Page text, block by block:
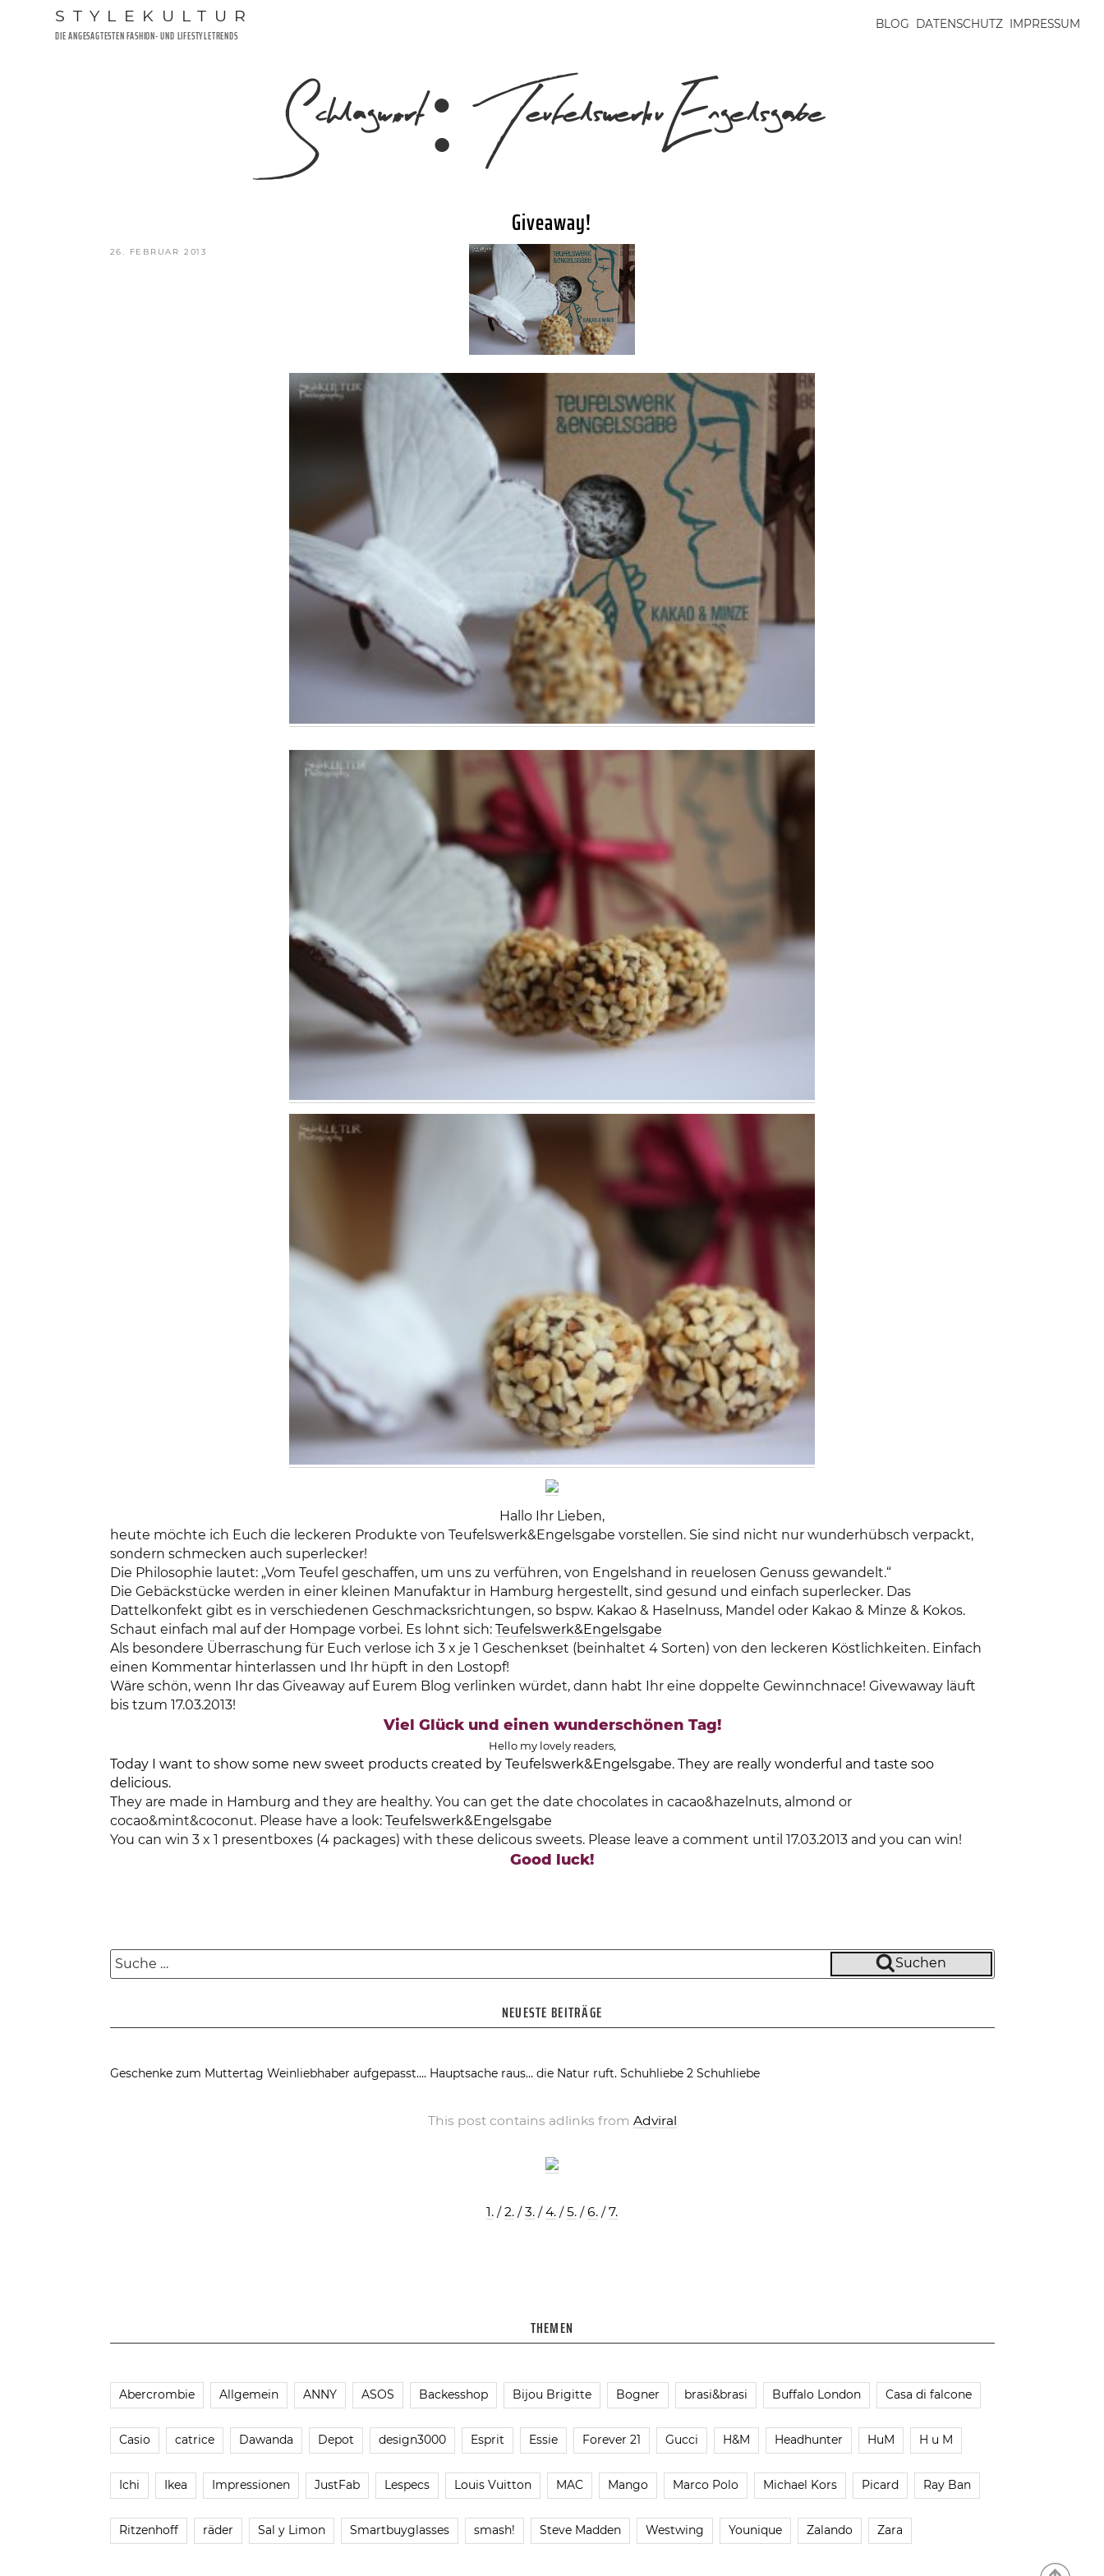
STYLEKULTUR
DIE ANGESAGTESTEN FASHION- UND LIFESTYLETRENDS
BLOG DATENSCHUTZ IMPRESSUM
Schlagwort:TeufelswerkuEngelsgabe
VERÖFFENTLICHT
26. FEBRUAR 2013
Giveaway!
Hallo Ihr Lieben,
heute möchte ich Euch die leckeren Produkte von Teufelswerk&Engelsgabe vorstellen. Sie sind nicht nur wunderhübsch verpackt,
sondern schmecken auch superlecker!
Die Philosophie lautet: „Vom Teufel geschaffen, um uns zu verführen, von Engelshand in reuelosen Genuss gewandelt.“
Die Gebäckstücke werden in einer kleinen Manufaktur in Hamburg hergestellt, sind gesund und einfach superlecker. Das
Dattelkonfekt gibt es in verschiedenen Geschmacksrichtungen, so bspw. Kakao & Haselnuss, Mandel oder Kakao & Minze & Kokos.
Schaut einfach mal auf der Hompage vorbei. Es lohnt sich: Teufelswerk&Engelsgabe
Als besondere Überraschung für Euch verlose ich 3 x je 1 Geschenkset (beinhaltet 4 Sorten) von den leckeren Köstlichkeiten. Einfach
einen Kommentar hinterlassen und Ihr hüpft in den Lostopf!
Wäre schön, wenn Ihr das Giveaway auf Eurem Blog verlinken würdet, dann habt Ihr eine doppelte Gewinnchnace! Givewaway läuft
bis tzum 17.03.2013!
Viel Glück und einen wunderschönen Tag!
Hello my lovely readers,
Today I want to show some new sweet products created by Teufelswerk&Engelsgabe. They are really wonderful and taste soo
delicious.
They are made in Hamburg and they are healthy. You can get the date chocolates in cacao&hazelnuts, almond or
cocao&mint&coconut. Please have a look: Teufelswerk&Engelsgabe
You can win 3 x 1 presentboxes (4 packages) with these delicous sweets. Please leave a comment until 17.03.2013 and you can win!
Good luck!
Suche
nach:
Suchen
NEUESTE BEITRÄGE
Geschenke zum Muttertag Weinliebhaber aufgepasst…. Hauptsache raus… die Natur ruft. Schuhliebe 2 Schuhliebe
This post contains adlinks from Adviral
1. /2. /3. /4. /5. /6. /7.
THEMEN
Abercrombie Allgemein ANNY ASOS Backesshop Bijou Brigitte Bogner brasi&brasi Buffalo London Casa di falcone
Casio catrice Dawanda Depot design3000 Esprit Essie Forever 21 Gucci H&M Headhunter HuM H u M
Ichi Ikea Impressionen JustFab Lespecs Louis Vuitton MAC Mango Marco Polo Michael Kors Picard Ray Ban
Ritzenhoff räder Sal y Limon Smartbuyglasses smash! Steve Madden Westwing Younique Zalando Zara